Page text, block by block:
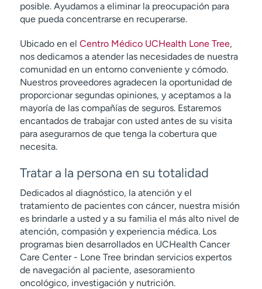
posible. Ayudamos a eliminar la preocupación para
que pueda concentrarse en recuperarse.
Ubicado en el Centro Médico UCHealth Lone Tree,
nos dedicamos a atender las necesidades de nuestra
comunidad en un entorno conveniente y cómodo.
Nuestros proveedores agradecen la oportunidad de
proporcionar segundas opiniones, y aceptamos a la
mayoría de las compañías de seguros. Estaremos
encantados de trabajar con usted antes de su visita
para asegurarnos de que tenga la cobertura que
necesita.
Tratar a la persona en su totalidad
Dedicados al diagnóstico, la atención y el
tratamiento de pacientes con cáncer, nuestra misión
es brindarle a usted y a su familia el más alto nivel de
atención, compasión y experiencia médica. Los
programas bien desarrollados en UCHealth Cancer
Care Center - Lone Tree brindan servicios expertos
de navegación al paciente, asesoramiento
oncológico, investigación y nutrición.